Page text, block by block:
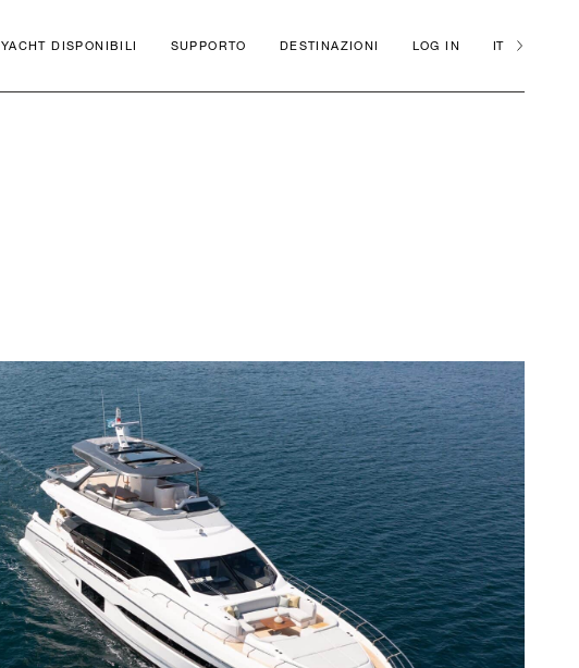
YACHT DISPONIBILI SUPPORTO DESTINAZIONI LOG IN IT